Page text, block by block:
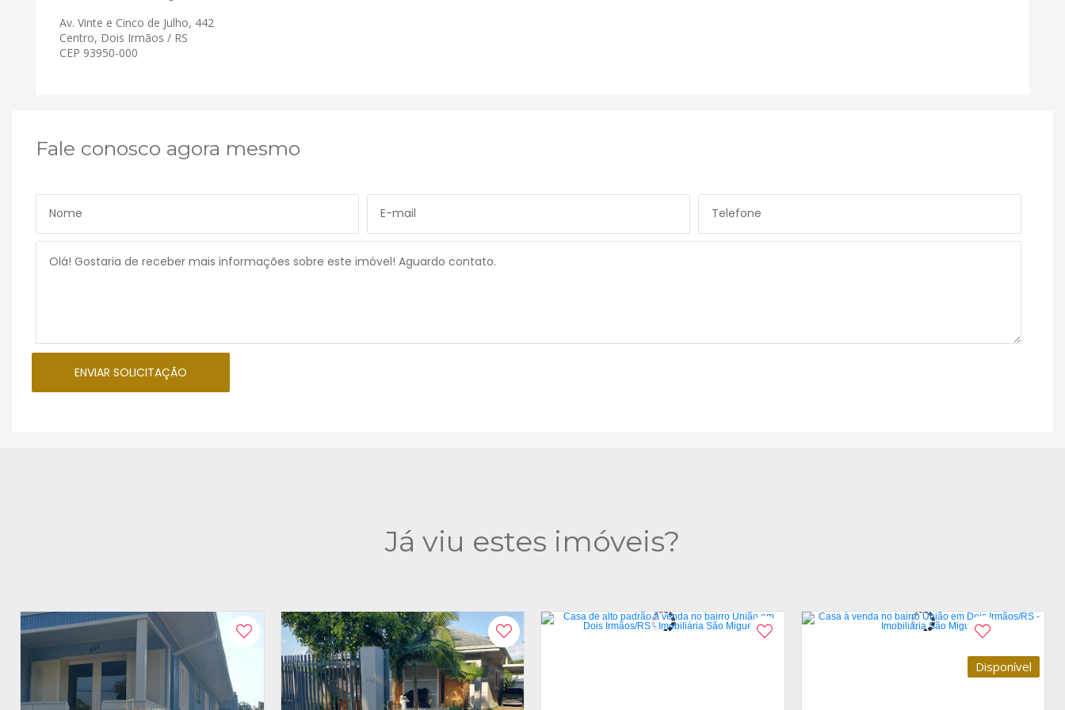
Av. Vinte e Cinco de Julho, 442
Centro, Dois Irmãos / RS
CEP 93950-000
Fale conosco agora mesmo
Já viu estes imóveis?
Disponível